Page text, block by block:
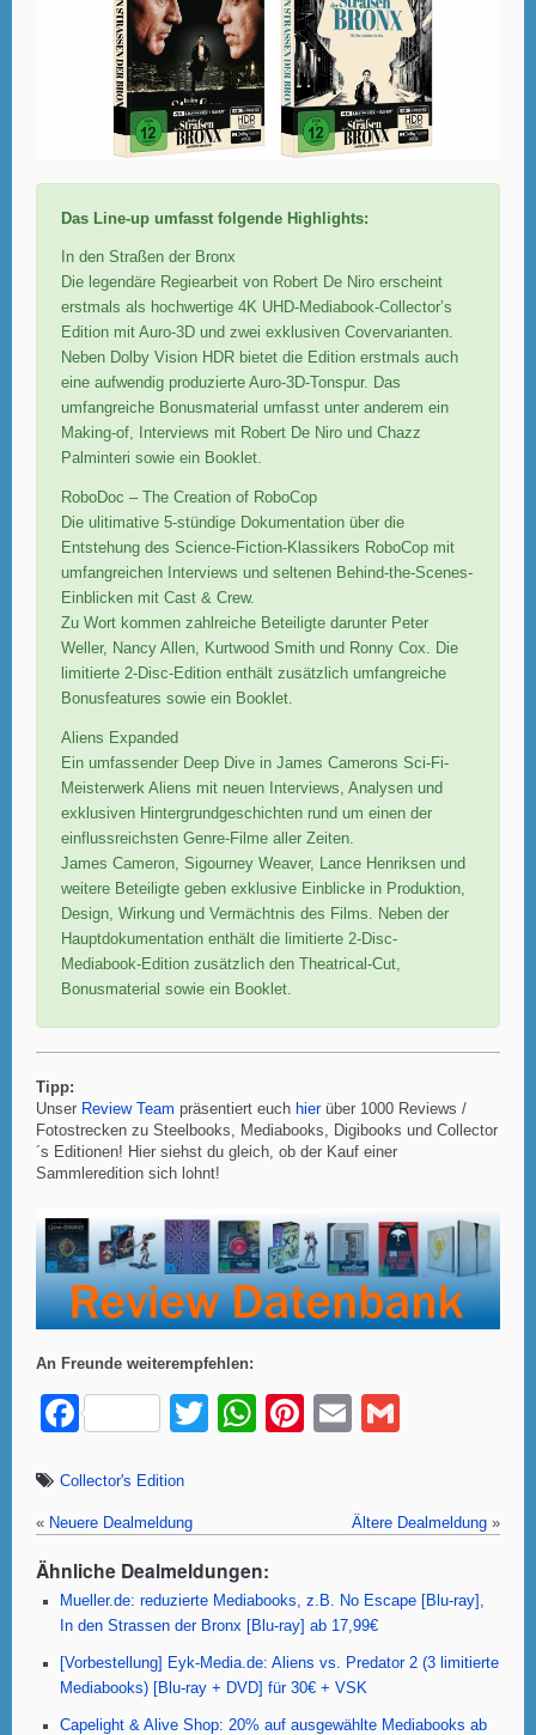
Das Line-up umfasst folgende Highlights:
In den Straßen der Bronx
Die legendäre Regiearbeit von Robert De Niro erscheint
erstmals als hochwertige 4K UHD-Mediabook-Collector’s
Edition mit Auro-3D und zwei exklusiven Covervarianten.
Neben Dolby Vision HDR bietet die Edition erstmals auch
eine aufwendig produzierte Auro-3D-Tonspur. Das
umfangreiche Bonusmaterial umfasst unter anderem ein
Making-of, Interviews mit Robert De Niro und Chazz
Palminteri sowie ein Booklet.
RoboDoc – The Creation of RoboCop
Die ulitimative 5-stündige Dokumentation über die
Entstehung des Science-Fiction-Klassikers RoboCop mit
umfangreichen Interviews und seltenen Behind-the-Scenes-
Einblicken mit Cast & Crew.
Zu Wort kommen zahlreiche Beteiligte darunter Peter
Weller, Nancy Allen, Kurtwood Smith und Ronny Cox. Die
limitierte 2-Disc-Edition enthält zusätzlich umfangreiche
Bonusfeatures sowie ein Booklet.
Aliens Expanded
Ein umfassender Deep Dive in James Camerons Sci-Fi-
Meisterwerk Aliens mit neuen Interviews, Analysen und
exklusiven Hintergrundgeschichten rund um einen der
einflussreichsten Genre-Filme aller Zeiten.
James Cameron, Sigourney Weaver, Lance Henriksen und
weitere Beteiligte geben exklusive Einblicke in Produktion,
Design, Wirkung und Vermächtnis des Films. Neben der
Hauptdokumentation enthält die limitierte 2-Disc-
Mediabook-Edition zusätzlich den Theatrical-Cut,
Bonusmaterial sowie ein Booklet.
Tipp:
Unser Review Team präsentiert euch hierüber 1000 Reviews /
Fotostrecken zu Steelbooks, Mediabooks, Digibooks und Collector
´s Editionen! Hier siehst du gleich, ob der Kauf einer
Sammleredition sich lohnt!
An Freunde weiterempfehlen:
F
c
e
b
o
o
k
T
er
W
s
A
p
p
Pi
e
E
Collector's Edition
« Neuere Dealmeldung Ältere Dealmeldung »
Ähnliche Dealmeldungen:
Mueller.de: reduzierte Mediabooks, z.B. No Escape [Blu-ray],
In den Strassen der Bronx [Blu-ray] ab 17,99€
[Vorbestellung] Eyk-Media.de: Aliens vs. Predator 2 (3 limitierte
Mediabooks) [Blu-ray + DVD] für 30€ + VSK
Capelight & Alive Shop: 20% auf ausgewählte Mediabooks ab